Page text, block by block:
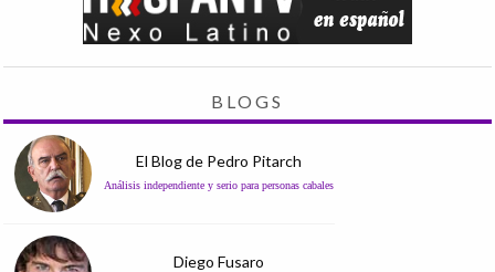
BLOGS
El Blog de Pedro Pitarch
Análisis independiente y serio para personas cabales
Diego Fusaro